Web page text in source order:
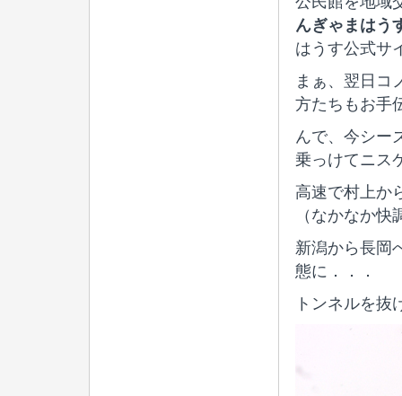
んぎゃまはう
はうす公式サ
まぁ、翌日コ
方たちもお手
んで、今シー
乗っけてニス
高速で村上か
（なかなか快
新潟から長岡
態に．．．
トンネルを抜